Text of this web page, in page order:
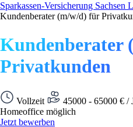
Sparkassen-Versicherung Sachsen
Kundenberater (m/w/d) für
Kundenberater
Privatkunden
Vollzeit 45000 - 65000 € /
Homeoffice möglich
Jetzt bewerben